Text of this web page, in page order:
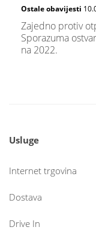
Ostale obavijesti
Zajedno protiv
Sporazuma
na 2022.
Usluge
Internet trgovina
Dostava
Drive In